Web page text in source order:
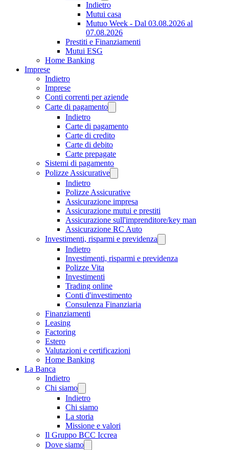
Indietro
Mutui casa
Mutuo Week - Dal 03.08.2026 al
07.08.2026
Prestiti e Finanziamenti
Mutui ESG
Home Banking
Imprese
Indietro
Imprese
Conti correnti per aziende
Carte di pagamento
Indietro
Carte di pagamento
Carte di credito
Carte di debito
Carte prepagate
Sistemi di pagamento
Polizze Assicurative
Indietro
Polizze Assicurative
Assicurazione impresa
Assicurazione mutui e prestiti
Assicurazione sull'imprenditore/key man
Assicurazione RC Auto
Investimenti, risparmi e previdenza
Indietro
Investimenti, risparmi e previdenza
Polizze Vita
Investimenti
Trading online
Conti d'investimento
Consulenza Finanziaria
Finanziamenti
Leasing
Factoring
Estero
Valutazioni e certificazioni
Home Banking
La Banca
Indietro
Chi siamo
Indietro
Chi siamo
La storia
Missione e valori
Il Gruppo BCC Iccrea
Dove siamo